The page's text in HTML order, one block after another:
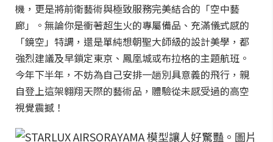
機，更是將前衛藝術與極致服務完美結合的「空中藝
廊」。無論你是衝著超生火的專屬備品、充滿儀式感的
「鏡空」特調，還是單純想朝聖大師級的設計美學，都
強烈建議及早鎖定東京、鳳凰城或布拉格的主題航班。
今年下半年，不妨為自己安排一趟別具意義的飛行，親
自登上這架翱翔天際的藝術品，體驗從未感受過的高空
視覺震撼！